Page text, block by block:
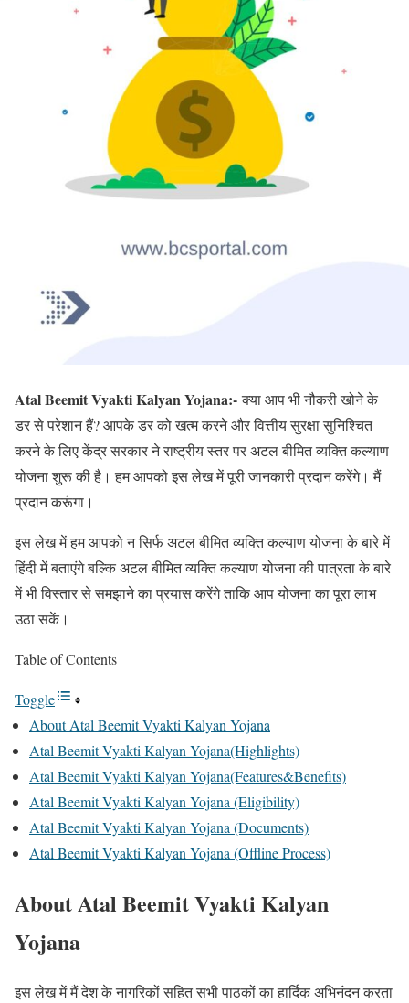
Atal Beemit Vyakti Kalyan Yojana:-क्या आप भी नौकरी खोने के
डर से परेशान हैं? आपके डर को खत्म करने और वित्तीय सुरक्षा सुनिश्चित
करने के लिए केंद्र सरकार ने राष्ट्रीय स्तर पर अटल बीमित व्यक्ति कल्याण
योजना शुरू की है। हम आपको इस लेख में पूरी जानकारी प्रदान करेंगे। मैं
प्रदान करूंगा।
इस लेख में हम आपको न सिर्फ अटल बीमित व्यक्ति कल्याण योजना के बारे में
हिंदी में बताएंगे बल्कि अटल बीमित व्यक्ति कल्याण योजना की पात्रता के बारे
में भी विस्तार से समझाने का प्रयास करेंगे ताकि आप योजना का पूरा लाभ
उठा सकें।
Table of Contents
Toggle
About Atal Beemit Vyakti Kalyan Yojana
Atal Beemit Vyakti Kalyan Yojana(Highlights)
Atal Beemit Vyakti Kalyan Yojana(Features&Benefits)
Atal Beemit Vyakti Kalyan Yojana (Eligibility)
Atal Beemit Vyakti Kalyan Yojana (Documents)
Atal Beemit Vyakti Kalyan Yojana (Offline Process)
About Atal Beemit Vyakti Kalyan
Yojana
इस लेख में मैं देश के नागरिकों सहित सभी पाठकों का हार्दिक अभिनंदन करता